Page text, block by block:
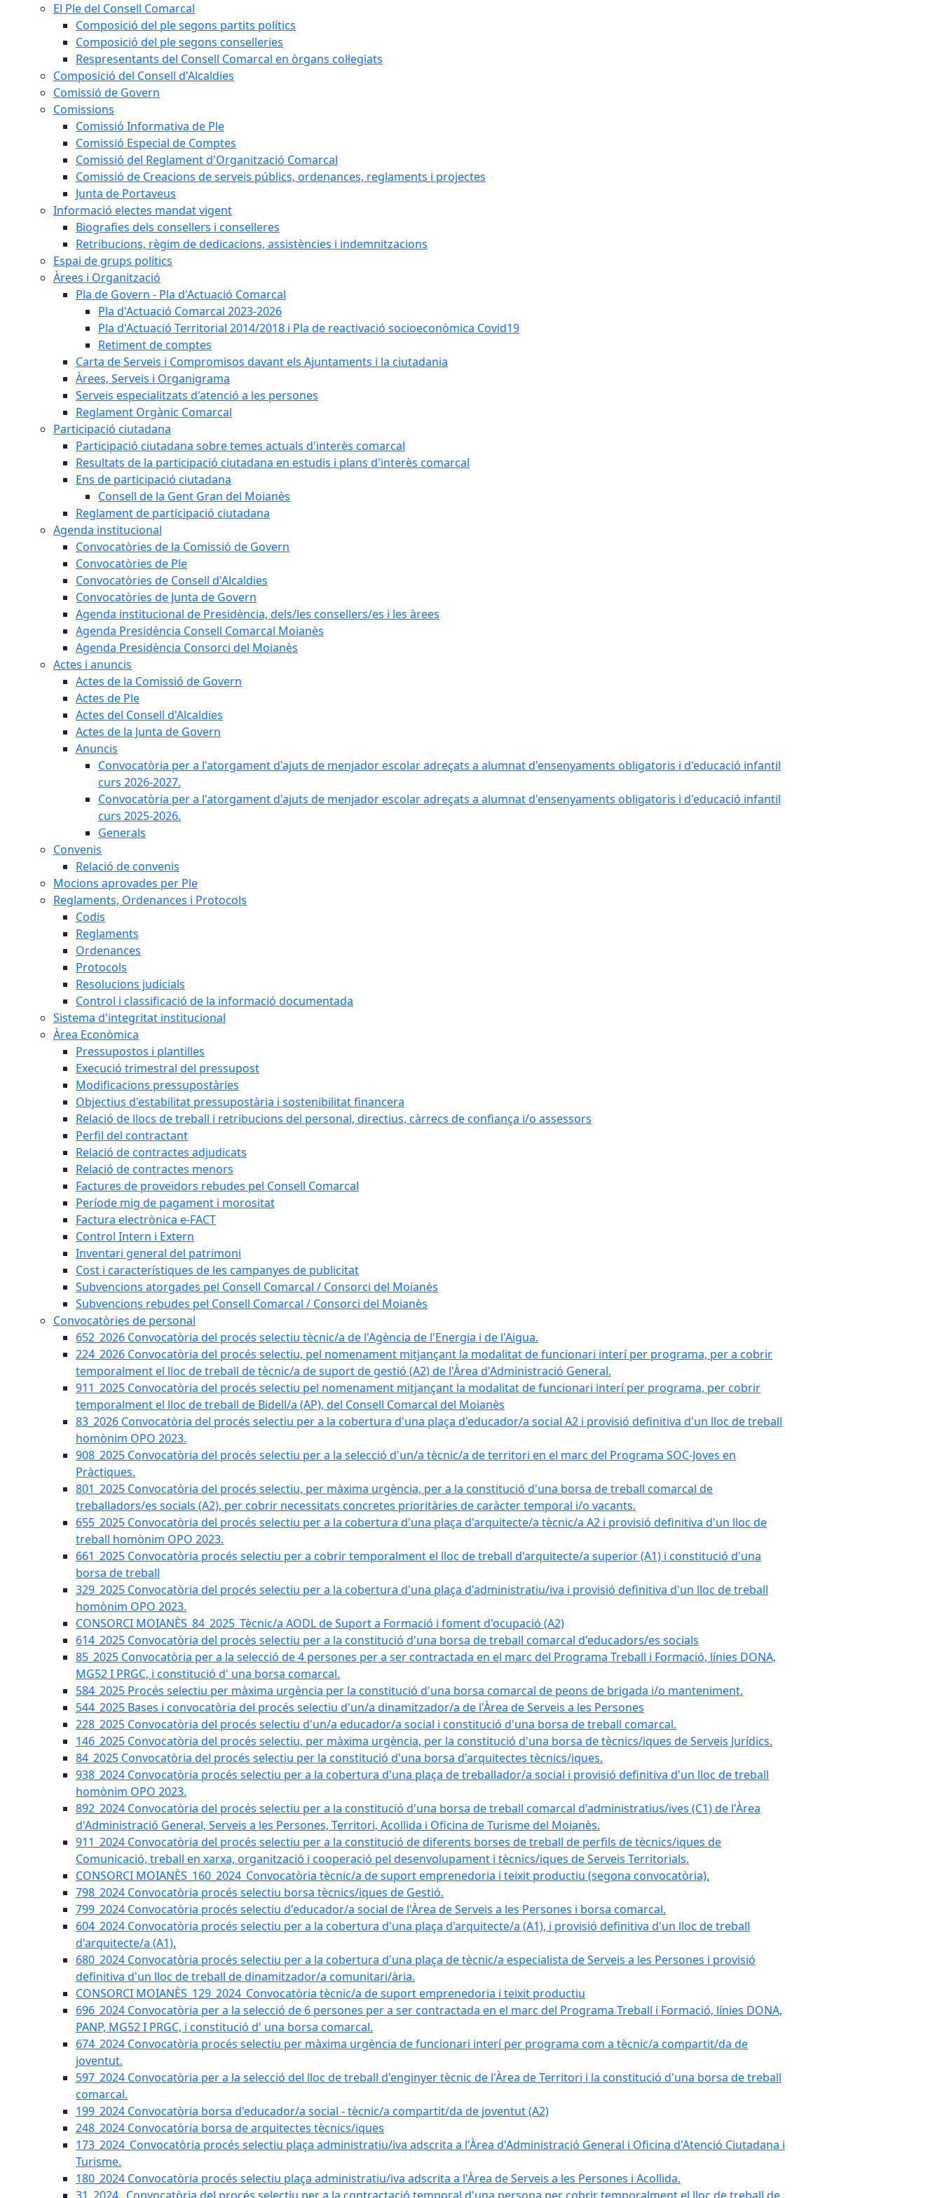
El Ple del Consell Comarcal
Composició del ple segons partits polítics
Composició del ple segons conselleries
Respresentants del Consell Comarcal en òrgans col·legiats
Composició del Consell d'Alcaldies
Comissió de Govern
Comissions
Comissió Informativa de Ple
Comissió Especial de Comptes
Comissió del Reglament d'Organització Comarcal
Comissió de Creacions de serveis públics, ordenances, reglaments i projectes
Junta de Portaveus
Informació electes mandat vigent
Biografies dels consellers i conselleres
Retribucions, règim de dedicacions, assistències i indemnitzacions
Espai de grups polítics
Àrees i Organització
Pla de Govern - Pla d'Actuació Comarcal
Pla d'Actuació Comarcal 2023-2026
Pla d'Actuació Territorial 2014/2018 i Pla de reactivació socioeconòmica Covid19
Retiment de comptes
Carta de Serveis i Compromisos davant els Ajuntaments i la ciutadania
Àrees, Serveis i Organigrama
Serveis especialitzats d'atenció a les persones
Reglament Orgànic Comarcal
Participació ciutadana
Participació ciutadana sobre temes actuals d'interès comarcal
Resultats de la participació ciutadana en estudis i plans d'interès comarcal
Ens de participació ciutadana
Consell de la Gent Gran del Moianès
Reglament de participació ciutadana
Agenda institucional
Convocatòries de la Comissió de Govern
Convocatòries de Ple
Convocatòries de Consell d'Alcaldies
Convocatòries de Junta de Govern
Agenda institucional de Presidència, dels/les consellers/es i les àrees
Agenda Presidència Consell Comarcal Moianès
Agenda Presidència Consorci del Moianès
Actes i anuncis
Actes de la Comissió de Govern
Actes de Ple
Actes del Consell d'Alcaldies
Actes de la Junta de Govern
Anuncis
Convocatòria per a l'atorgament d'ajuts de menjador escolar adreçats a alumnat d'ensenyaments obligatoris i d'educació infantil
curs 2026-2027.
Convocatòria per a l'atorgament d'ajuts de menjador escolar adreçats a alumnat d'ensenyaments obligatoris i d'educació infantil
curs 2025-2026.
Generals
Convenis
Relació de convenis
Mocions aprovades per Ple
Reglaments, Ordenances i Protocols
Codis
Reglaments
Ordenances
Protocols
Resolucions judicials
Control i classificació de la informació documentada
Sistema d'integritat institucional
Àrea Econòmica
Pressupostos i plantilles
Execució trimestral del pressupost
Modificacions pressupostàries
Objectius d'estabilitat pressupostària i sostenibilitat financera
Relació de llocs de treball i retribucions del personal, directius, càrrecs de confiança i/o assessors
Perfil del contractant
Relació de contractes adjudicats
Relació de contractes menors
Factures de proveïdors rebudes pel Consell Comarcal
Període mig de pagament i morositat
Factura electrònica e-FACT
Control Intern i Extern
Inventari general del patrimoni
Cost i característiques de les campanyes de publicitat
Subvencions atorgades pel Consell Comarcal / Consorci del Moianès
Subvencions rebudes pel Consell Comarcal / Consorci del Moianès
Convocatòries de personal
652_2026 Convocatòria del procés selectiu tècnic/a de l'Agència de l'Energia i de l'Aigua.
224_2026 Convocatòria del procés selectiu, pel nomenament mitjançant la modalitat de funcionari interí per programa, per a cobrir
temporalment el lloc de treball de tècnic/a de suport de gestió (A2) de l'Àrea d'Administració General.
911_2025 Convocatòria del procés selectiu pel nomenament mitjançant la modalitat de funcionari interí per programa, per cobrir
temporalment el lloc de treball de Bidell/a (AP), del Consell Comarcal del Moianès
83_2026 Convocatòria del procés selectiu per a la cobertura d'una plaça d'educador/a social A2 i provisió definitiva d'un lloc de treball
homònim OPO 2023.
908_2025 Convocatòria del procés selectiu per a la selecció d'un/a tècnic/a de territori en el marc del Programa SOC-Joves en
Pràctiques.
801_2025 Convocatòria del procés selectiu, per màxima urgència, per a la constitució d'una borsa de treball comarcal de
treballadors/es socials (A2), per cobrir necessitats concretes prioritàries de caràcter temporal i/o vacants.
655_2025 Convocatòria del procés selectiu per a la cobertura d'una plaça d'arquitecte/a tècnic/a A2 i provisió definitiva d'un lloc de
treball homònim OPO 2023.
661_2025 Convocatòria procés selectiu per a cobrir temporalment el lloc de treball d'arquitecte/a superior (A1) i constitució d'una
borsa de treball
329_2025 Convocatòria del procés selectiu per a la cobertura d'una plaça d'administratiu/iva i provisió definitiva d'un lloc de treball
homònim OPO 2023.
CONSORCI MOIANÈS_84_2025_Tècnic/a AODL de Suport a Formació i foment d'ocupació (A2)
614_2025 Convocatòria del procès selectiu per a la constitució d'una borsa de treball comarcal d'educadors/es socials
85_2025 Convocatòria per a la selecció de 4 persones per a ser contractada en el marc del Programa Treball i Formació, línies DONA,
MG52 I PRGC, i constitució d' una borsa comarcal.
584_2025 Procés selectiu per màxima urgència per la constitució d'una borsa comarcal de peons de brigada i/o manteniment.
544_2025 Bases i convocatòria del procés selectiu d'un/a dinamitzador/a de l'Àrea de Serveis a les Persones
228_2025 Convocatòria del procés selectiu d'un/a educador/a social i constitució d'una borsa de treball comarcal.
146_2025 Convocatòria del procés selectiu, per màxima urgència, per la constitució d'una borsa de tècnics/iques de Serveis Jurídics.
84_2025 Convocatòria del procés selectiu per la constitució d'una borsa d'arquitectes tècnics/iques.
938_2024 Convocatòria procés selectiu per a la cobertura d'una plaça de treballador/a social i provisió definitiva d'un lloc de treball
homònim OPO 2023.
892_2024 Convocatòria del procés selectiu per a la constitució d'una borsa de treball comarcal d'administratius/ives (C1) de l'Àrea
d'Administració General, Serveis a les Persones, Territori, Acollida i Oficina de Turisme del Moianès.
911_2024 Convocatòria del procés selectiu per a la constitució de diferents borses de treball de perfils de tècnics/iques de
Comunicació, treball en xarxa, organització i cooperació pel desenvolupament i tècnics/iques de Serveis Territorials.
CONSORCI MOIANÈS_160_2024_Convocatòria tècnic/a de suport emprenedoria i teixit productiu (segona convocatòria).
798_2024 Convocatòria procés selectiu borsa tècnics/iques de Gestió.
799_2024 Convocatòria procés selectiu d'educador/a social de l'Àrea de Serveis a les Persones i borsa comarcal.
604_2024 Convocatòria procés selectiu per a la cobertura d'una plaça d'arquitecte/a (A1), i provisió definitiva d'un lloc de treball
d'arquitecte/a (A1).
680_2024 Convocatòria procés selectiu per a la cobertura d'una plaça de tècnic/a especialista de Serveis a les Persones i provisió
definitiva d'un lloc de treball de dinamitzador/a comunitari/ària.
CONSORCI MOIANÈS_129_2024_Convocatòria tècnic/a de suport emprenedoria i teixit productiu
696_2024 Convocatòria per a la selecció de 6 persones per a ser contractada en el marc del Programa Treball i Formació, línies DONA,
PANP, MG52 I PRGC, i constitució d' una borsa comarcal.
674_2024 Convocatòria procés selectiu per màxima urgència de funcionari interí per programa com a tècnic/a compartit/da de
joventut.
597_2024 Convocatòria per a la selecció del lloc de treball d'enginyer tècnic de l'Àrea de Territori i la constitució d'una borsa de treball
comarcal.
199_2024 Convocatòria borsa d'educador/a social - tècnic/a compartit/da de joventut (A2)
248_2024 Convocatòria borsa de arquitectes tècnics/iques
173_2024_Convocatòria procés selectiu plaça administratiu/iva adscrita a l'Àrea d'Administració General i Oficina d'Atenció Ciutadana i
Turisme.
180_2024 Convocatòria procés selectiu plaça administratiu/iva adscrita a l'Àrea de Serveis a les Persones i Acollida.